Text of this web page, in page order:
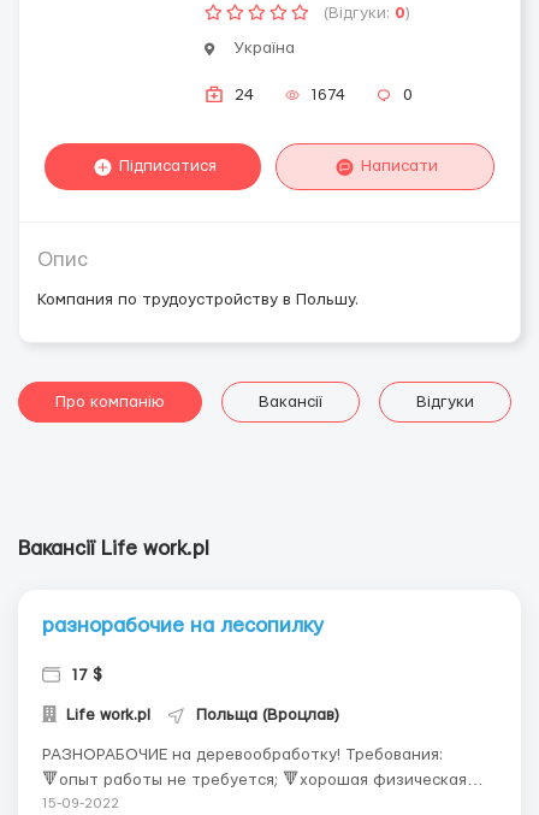
(Відгуки: 0)
Україна
24 1674 0
Підписатися Написати
Опис
Компания по трудоустройству в Польшу.
Про компанію Вакансії Відгуки
Вакансії Life work.pl
разнорабочие на лесопилку
17 $
Life work.pl Польща (Вроцлав)
РАЗНОРАБОЧИЕ на деревообработку! Требования:
🔻опыт работы не требуется; 🔻хорошая физическая
форма; 🔻иметь мануальные способности; 🔻Польский
15-09-2022